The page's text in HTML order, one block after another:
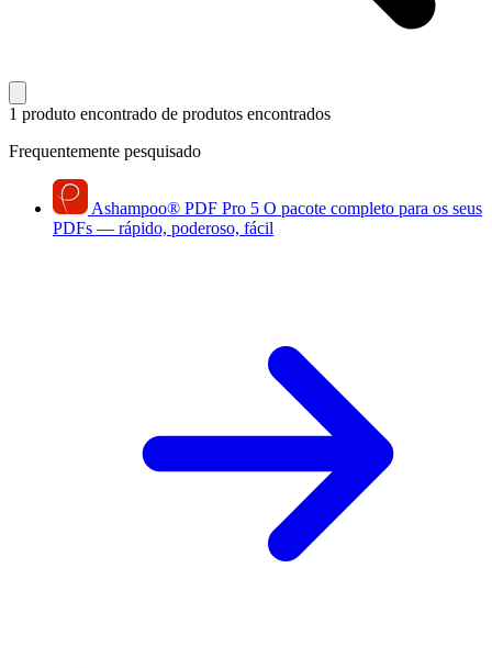
1 produto encontrado de produtos encontrados
Frequentemente pesquisado
Ashampoo® PDF Pro 5 O pacote completo para os seus
PDFs — rápido, poderoso, fácil